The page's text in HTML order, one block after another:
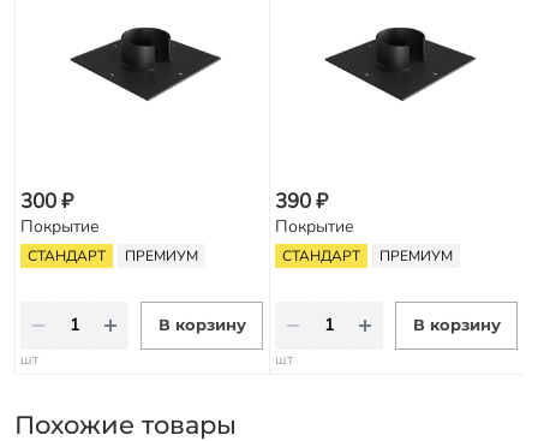
300 ₽
Покрытие
СТАНДАРТ ПРЕМИУМ
В корзину
шт
390 ₽
Покрытие
СТАНДАРТ ПРЕМИУМ
В корзину
шт
Похожие товары